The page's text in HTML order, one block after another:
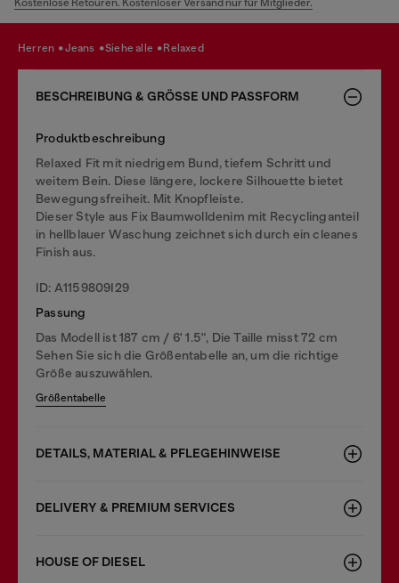
Kostenlose Retouren. Kostenloser Versand nur für Mitglieder.
herren jeans siehe alle relaxed
BESCHREIBUNG & GRÖSSE UND PASSFORM
Produktbeschreibung
Relaxed Fit mit niedrigem Bund, tiefem Schritt und
weitem Bein. Diese längere, lockere Silhouette bietet
Bewegungsfreiheit. Mit Knopfleiste.
Dieser Style aus Fix Baumwolldenim mit Recyclinganteil
in hellblauer Waschung zeichnet sich durch ein cleanes
Finish aus.
ID: A1159809I29
Passung
Das Modell ist 187 cm / 6' 1.5", Die Taille misst 72 cm
Sehen Sie sich die Größentabelle an, um die richtige
Größe auszuwählen.
Größentabelle
DETAILS, MATERIAL & PFLEGEHINWEISE
DELIVERY & PREMIUM SERVICES
HOUSE OF DIESEL